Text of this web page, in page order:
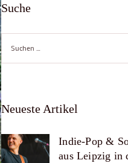
Suche
Suche
nach:
Neueste Artikel
Indie-Pop &
aus Leipzig in